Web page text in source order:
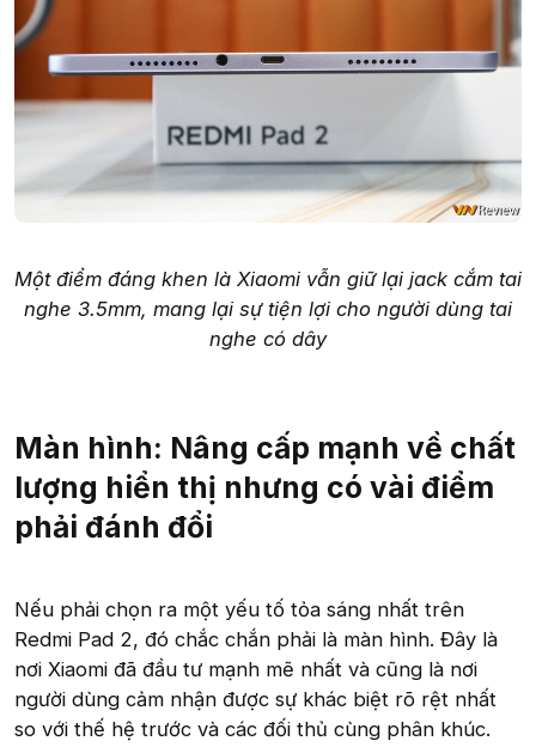
Một điểm đáng khen là Xiaomi vẫn giữ lại jack cắm tai
nghe 3.5mm, mang lại sự tiện lợi cho người dùng tai
nghe có dây
Màn hình: Nâng cấp mạnh về chất
lượng hiển thị nhưng có vài điểm
phải đánh đổi
Nếu phải chọn ra một yếu tố tỏa sáng nhất trên
Redmi Pad 2, đó chắc chắn phải là màn hình. Đây là
nơi Xiaomi đã đầu tư mạnh mẽ nhất và cũng là nơi
người dùng cảm nhận được sự khác biệt rõ rệt nhất
so với thế hệ trước và các đối thủ cùng phân khúc.